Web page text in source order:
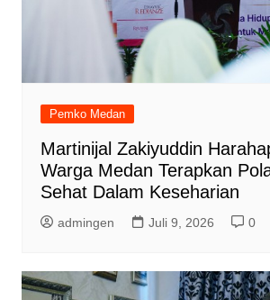
Pemko Medan
Martinijal Zakiyuddin
Warga Medan Terapkan
Sehat Dalam Keseharian
admingen Juli 9, 2026 0